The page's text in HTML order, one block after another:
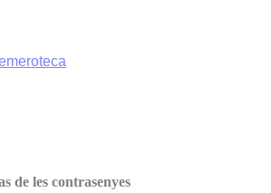
de les contrasenyes